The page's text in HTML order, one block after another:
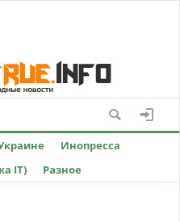
Инопресса
IT) Разное